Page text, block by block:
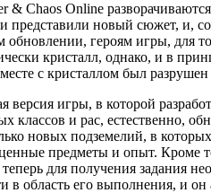
Chaos Online разворачиваются
представили новый сюжет, и,
обновлении, героям игры, для
кристалл, однако, и в
с кристаллом был
версия игры, в которой
классов и рас, естественно,
новых подземелий, в
предметы и опыт. Кроме
теперь для получения задания
в область его выполнения, и